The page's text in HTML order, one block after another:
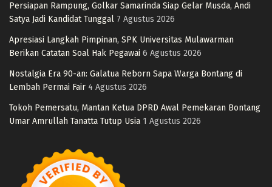
Persiapan Rampung, Golkar Samarinda Siap Gelar Musda, Andi
Satya Jadi Kandidat Tunggal 7 Agustus 2026
Apresiasi Langkah Pimpinan, SPK Universitas Mulawarman
Berikan Catatan Soal Hak Pegawai 6 Agustus 2026
Nostalgia Era 90-an: Galatua Reborn Sapa Warga Bontang di
Lembah Permai Fair 4 Agustus 2026
Tokoh Pemersatu, Mantan Ketua DPRD Awal Pemekaran Bontang
Umar Amrullah Tanatta Tutup Usia 1 Agustus 2026